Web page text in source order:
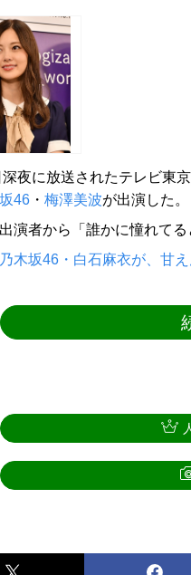
夜に放送されたテレビ東
46 ・ 梅澤美波が出演した。
演者から「誰かに憧れて
乃木坂46・白石麻衣が、甘